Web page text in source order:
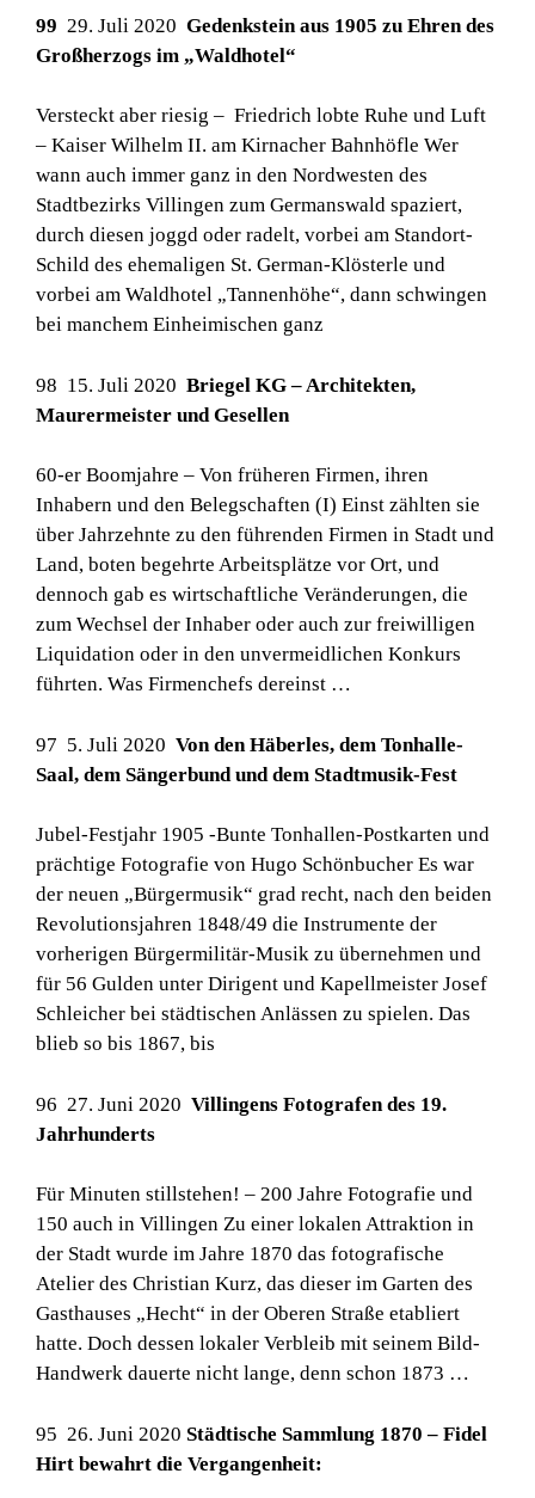
99 29. Juli 2020 Gedenkstein aus 1905 zu Ehren des
Großherzogs im „Waldhotel“
Versteckt aber riesig – Friedrich lobte Ruhe und Luft
– Kaiser Wilhelm II. am Kirnacher Bahnhöfle Wer
wann auch immer ganz in den Nordwesten des
Stadtbezirks Villingen zum Germanswald spaziert,
durch diesen joggd oder radelt, vorbei am Standort-
Schild des ehemaligen St. German-Klösterle und
vorbei am Waldhotel „Tannenhöhe“, dann schwingen
bei manchem Einheimischen ganz
98 15. Juli 2020 Briegel KG – Architekten,
Maurermeister und Gesellen
60-er Boomjahre – Von früheren Firmen, ihren
Inhabern und den Belegschaften (I) Einst zählten sie
über Jahrzehnte zu den führenden Firmen in Stadt und
Land, boten begehrte Arbeitsplätze vor Ort, und
dennoch gab es wirtschaftliche Veränderungen, die
zum Wechsel der Inhaber oder auch zur freiwilligen
Liquidation oder in den unvermeidlichen Konkurs
führten. Was Firmenchefs dereinst …
97 5. Juli 2020 Von den Häberles, dem Tonhalle-
Saal, dem Sängerbund und dem Stadtmusik-Fest
Jubel-Festjahr 1905 -Bunte Tonhallen-Postkarten und
prächtige Fotografie von Hugo Schönbucher Es war
der neuen „Bürgermusik“ grad recht, nach den beiden
Revolutionsjahren 1848/49 die Instrumente der
vorherigen Bürgermilitär-Musik zu übernehmen und
für 56 Gulden unter Dirigent und Kapellmeister Josef
Schleicher bei städtischen Anlässen zu spielen. Das
blieb so bis 1867, bis
96 27. Juni 2020 Villingens Fotografen des 19.
Jahrhunderts
Für Minuten stillstehen! – 200 Jahre Fotografie und
150 auch in Villingen Zu einer lokalen Attraktion in
der Stadt wurde im Jahre 1870 das fotografische
Atelier des Christian Kurz, das dieser im Garten des
Gasthauses „Hecht“ in der Oberen Straße etabliert
hatte. Doch dessen lokaler Verbleib mit seinem Bild-
Handwerk dauerte nicht lange, denn schon 1873 …
95 26. Juni 2020 Städtische Sammlung 1870 – Fidel
Hirt bewahrt die Vergangenheit: